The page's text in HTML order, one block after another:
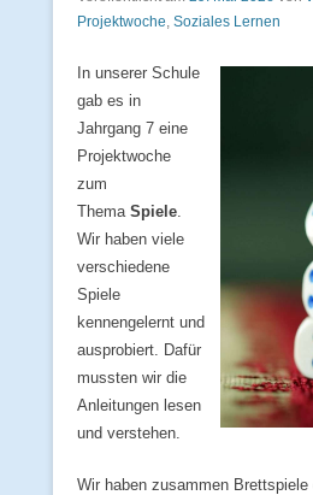
Projektwoche, Soziales Lernen
In unserer Schule
gab es in
Jahrgang 7 eine
Projektwoche
zum
Thema Spiele
Wir haben viele
verschiedene
Spiele
kennengelernt und
ausprobiert. Dafür
mussten wir die
Anleitungen lesen
und verstehen.
Wir haben zusammen